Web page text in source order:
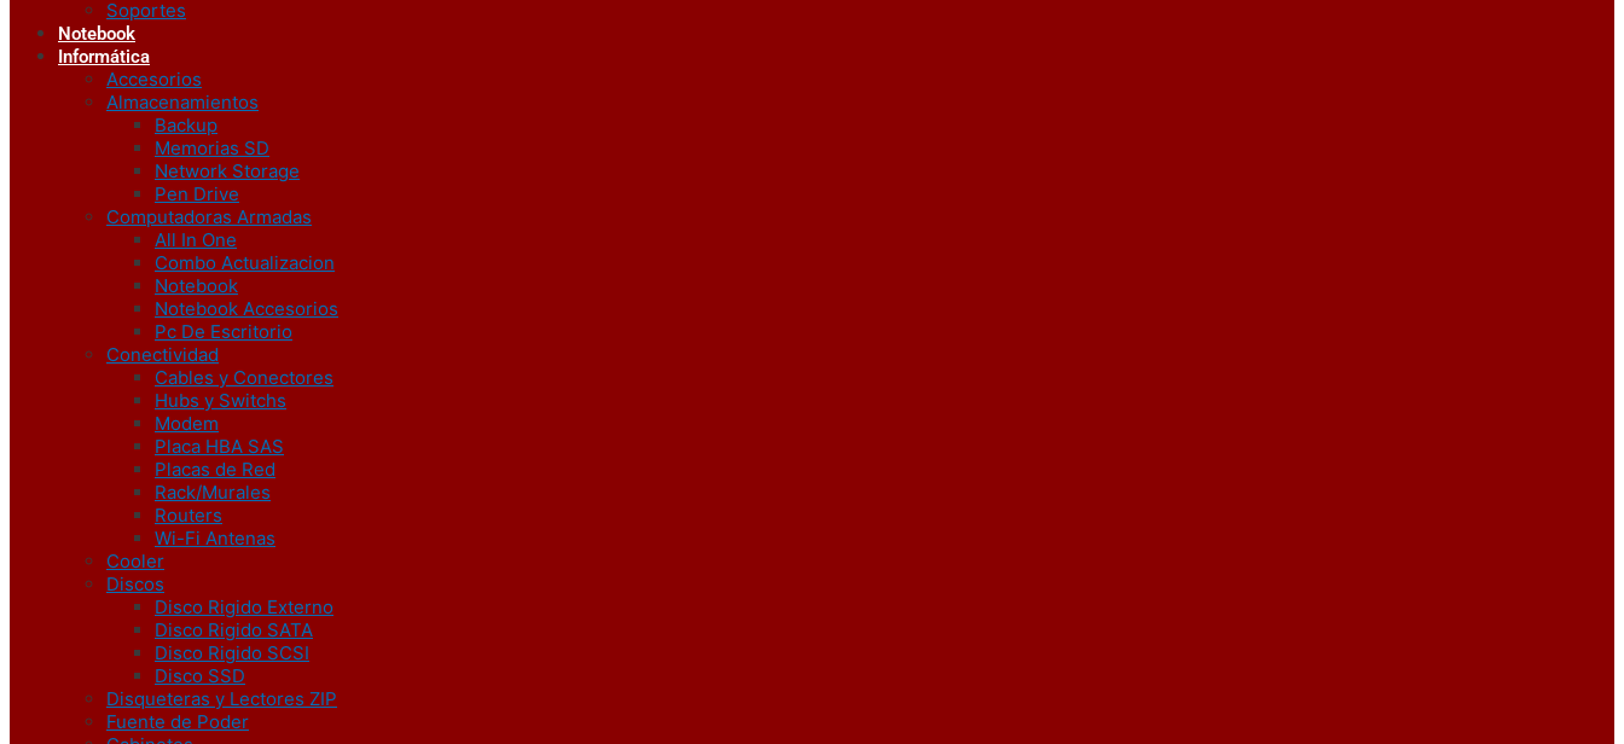
Soportes
Notebook
Informática
Accesorios
Almacenamientos
Backup
Memorias SD
Network Storage
Pen Drive
Computadoras Armadas
All In One
Combo Actualizacion
Notebook
Notebook Accesorios
Pc De Escritorio
Conectividad
Cables y Conectores
Hubs y Switchs
Modem
Placa HBA SAS
Placas de Red
Rack/Murales
Routers
Wi-Fi Antenas
Cooler
Discos
Disco Rigido Externo
Disco Rigido SATA
Disco Rigido SCSI
Disco SSD
Disqueteras y Lectores ZIP
Fuente de Poder